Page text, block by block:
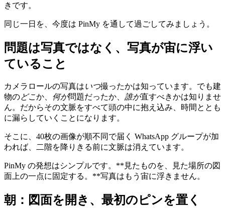
きです。
同じ一日を、今度は PinMy を通して過ごしてみましょう。
問題は写真ではなく、写真が宙に浮い
ていること
カメラロールの写真はいつ撮ったかは知っています。でも建
物のどこか、 何が問題だったか、 誰が直すべきかは知りませ
ん。だからその文脈をすべて頭の中に抱え込み、時間ととも
に漏らしていくことになります。
そこに、40枚の画像が順不同で届く WhatsApp グループが加
われば、二階を降りきる前に文脈は消えています。
PinMy の発想はシンプルです。**見たものを、見た場所の図
面上の一点に固定する。**写真はもう宙に浮きません。
朝：図面を開き、最初のピンを置く